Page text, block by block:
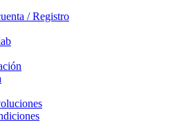
/ Registro